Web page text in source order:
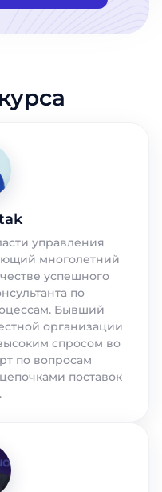
управления
многолетний
успешного
по
Бывший
организации
спросом во
по вопросам
поставок